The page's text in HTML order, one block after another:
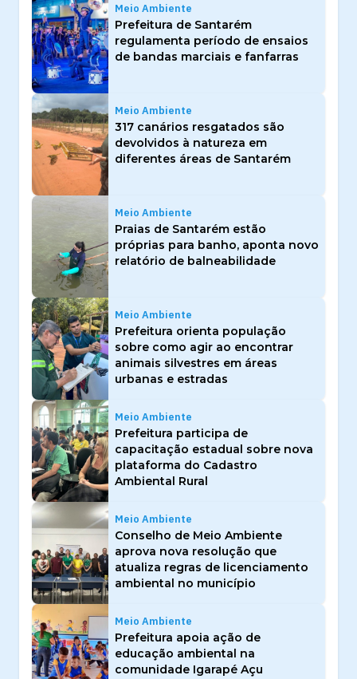
Meio Ambiente
Prefeitura de Santarém
regulamenta período de ensaios
de bandas marciais e fanfarras
Meio Ambiente
317 canários resgatados são
devolvidos à natureza em
diferentes áreas de Santarém
Meio Ambiente
Praias de Santarém estão
próprias para banho, aponta novo
relatório de balneabilidade
Meio Ambiente
Prefeitura orienta população
sobre como agir ao encontrar
animais silvestres em áreas
urbanas e estradas
Meio Ambiente
Prefeitura participa de
capacitação estadual sobre nova
plataforma do Cadastro
Ambiental Rural
Meio Ambiente
Conselho de Meio Ambiente
aprova nova resolução que
atualiza regras de licenciamento
ambiental no município
Meio Ambiente
Prefeitura apoia ação de
educação ambiental na
comunidade Igarapé Açu